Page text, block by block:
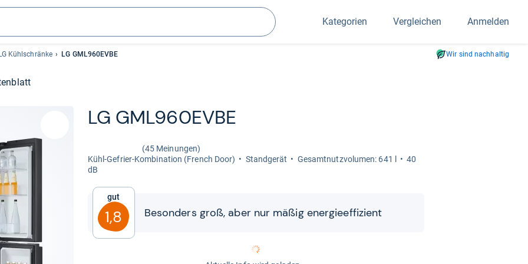
Suchen
Kategorien Vergleichen Anmelden
LG Kühlschränke LG GML960EVBE Wir sind nachhaltig
LG GML960EVBE
(45 Meinungen)
Kühl-​Gefrier-​Kom­bi­na­tion (French Door)
Stand­ge­rät Gesamt­nutz­vo­lu­men: 641 l
40
dB
Gut
1,8 Beson­ders groß, aber nur mäßig ener­gie­ef­fi­zi­ent